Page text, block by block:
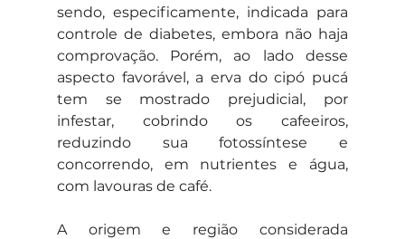
sendo, especificamente, indicada para
controle de diabetes, embora não haja
comprovação. Porém, ao lado desse
aspecto favorável, a erva do cipó pucá
tem se mostrado prejudicial, por
infestar, cobrindo os cafeeiros,
reduzindo sua fotossíntese e
concorrendo, em nutrientes e água,
com lavouras de café.
A origem e região considerada